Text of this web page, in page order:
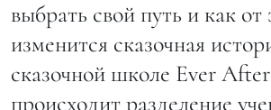
выбрать свой путь и как
изменится сказочная
сказочной школе Ever
происходит разделение